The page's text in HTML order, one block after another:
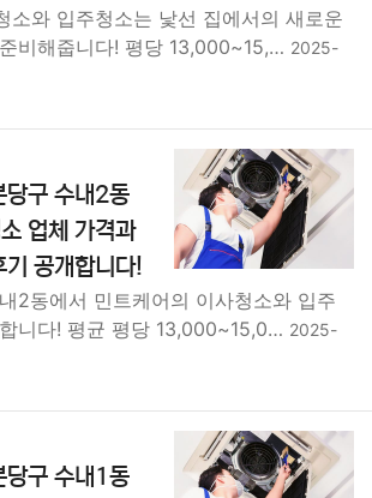
소와 입주청소는 낯선 집에서의 새로운
비해줍니다! 평당 13,000~15,… 2025-
당구 수내2동
업체 가격과
기 공개합니다!
2동에서 민트케어의 이사청소와 입주
니다! 평균 평당 13,000~15,0… 2025-
당구 수내1동